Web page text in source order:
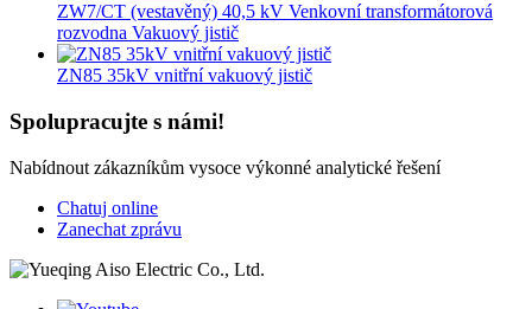
ZW7/CT (vestavěný) 40,5 kV Venkovní transformátorová
rozvodna Vakuový jistič
ZN85 35kV vnitřní vakuový jistič
Spolupracujte s námi!
Nabídnout zákazníkům vysoce výkonné analytické řešení
Chatuj online
Zanechat zprávu